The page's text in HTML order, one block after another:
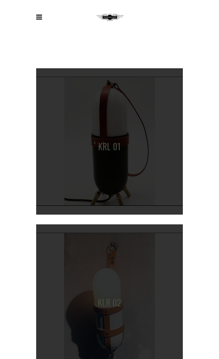
KRL 01
KLR 02